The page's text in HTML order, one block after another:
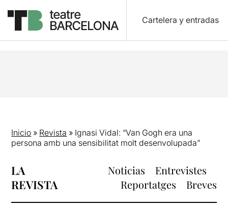
Cartelera y entradas
Inicio » Revista » Ignasi Vidal: “Van Gogh era una
persona amb una sensibilitat molt desenvolupada”
LA
REVISTA
Noticias
Entrevistes
Reportatges
Breves